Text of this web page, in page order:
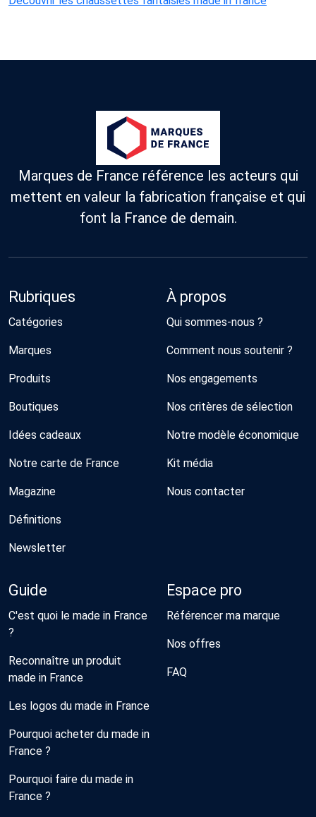
Marques de France référence les acteurs qui
mettent en valeur la fabrication française et qui
font la France de demain.
Rubriques
Catégories
Marques
Produits
Boutiques
Idées cadeaux
Notre carte de France
Magazine
Définitions
Newsletter
À propos
Qui sommes-nous ?
Comment nous soutenir ?
Nos engagements
Nos critères de sélection
Notre modèle économique
Kit média
Nous contacter
Guide
C'est quoi le made in France
?
Reconnaître un produit
made in France
Les logos du made in France
Pourquoi acheter du made in
France ?
Pourquoi faire du made in
France ?
Espace pro
Référencer ma marque
Nos offres
FAQ